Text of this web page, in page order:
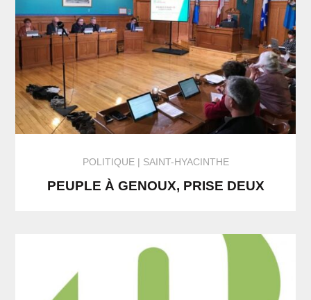
POLITIQUE SAINT-HYACINTHE
PEUPLE À GENOUX, PRISE DEUX